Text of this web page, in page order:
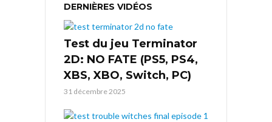
DERNIÈRES VIDÉOS
Test du jeu Terminator
2D: NO FATE (PS5, PS4,
XBS, XBO, Switch, PC)
31 décembre 2025